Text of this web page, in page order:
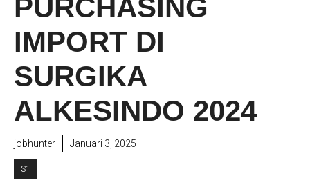
PURCHASING
IMPORT DI
SURGIKA
ALKESINDO 2024
jobhunter Januari 3, 2025
S1